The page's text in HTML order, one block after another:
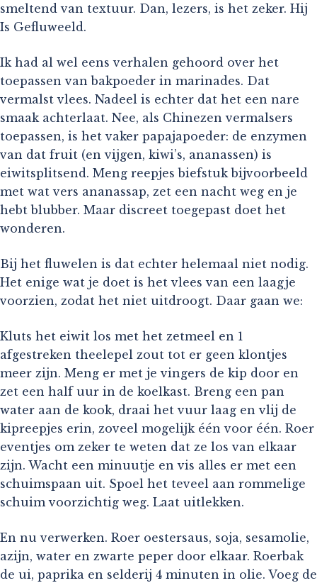
smeltend van textuur. Dan, lezers, is het zeker. Hij
Is Gefluweeld.
Ik had al wel eens verhalen gehoord over het
toepassen van bakpoeder in marinades. Dat
vermalst vlees. Nadeel is echter dat het een nare
smaak achterlaat. Nee, als Chinezen vermalsers
toepassen, is het vaker papajapoeder: de enzymen
van dat fruit (en vijgen, kiwi’s, ananassen) is
eiwitsplitsend. Meng reepjes biefstuk bijvoorbeeld
met wat vers ananassap, zet een nacht weg en je
hebt blubber. Maar discreet toegepast doet het
wonderen.
Bij het fluwelen is dat echter helemaal niet nodig.
Het enige wat je doet is het vlees van een laagje
voorzien, zodat het niet uitdroogt. Daar gaan we:
Kluts het eiwit los met het zetmeel en 1
afgestreken theelepel zout tot er geen klontjes
meer zijn. Meng er met je vingers de kip door en
zet een half uur in de koelkast. Breng een pan
water aan de kook, draai het vuur laag en vlij de
kipreepjes erin, zoveel mogelijk één voor één. Roer
eventjes om zeker te weten dat ze los van elkaar
zijn. Wacht een minuutje en vis alles er met een
schuimspaan uit. Spoel het teveel aan rommelige
schuim voorzichtig weg. Laat uitlekken.
En nu verwerken. Roer oestersaus, soja, sesamolie,
azijn, water en zwarte peper door elkaar. Roerbak
de ui, paprika en selderij 4 minuten in olie. Voeg de